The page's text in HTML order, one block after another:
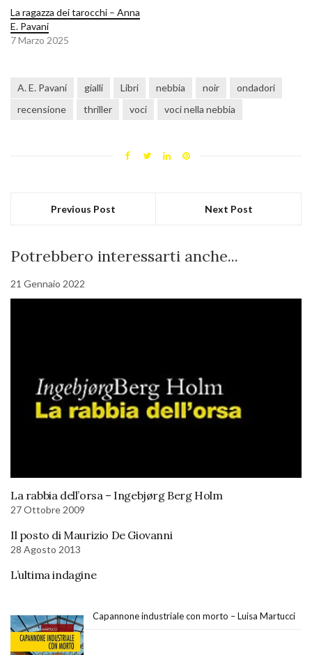
La ragazza dei tarocchi – Anna
E. Pavani
7 Marzo 2025
A. E. Pavani gialli Libri nebbia noir
ondadori
recensione
thriller voci voci nella nebbia
Previous Post Next Post
Potrebbero interessarti anche...
21 Gennaio 2022
La rabbia dell’orsa – Ingebjørg Berg Holm
27 Ottobre 2009
Il posto di Maurizio De Giovanni
28 Agosto 2013
L’ultima indagine
Capannone industriale con morto – Luisa Martucci